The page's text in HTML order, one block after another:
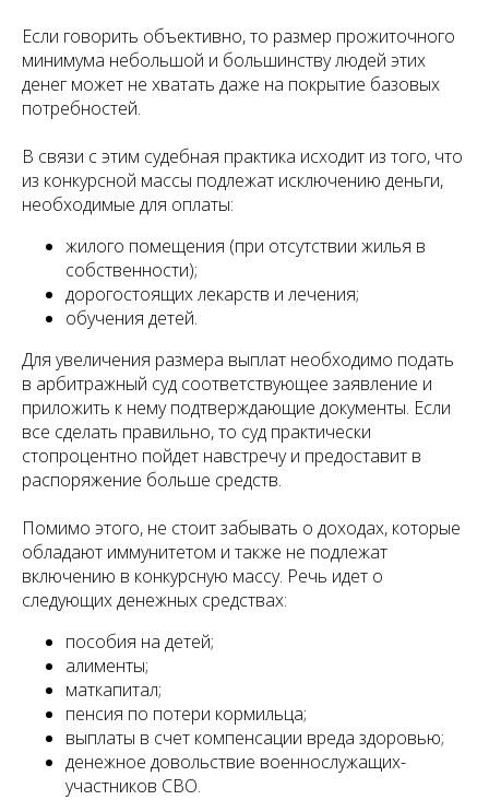
Если говорить объективно, то размер прожиточного
минимума небольшой и большинству людей этих
денег может не хватать даже на покрытие базовых
потребностей.
В связи с этим судебная практика исходит из того, что
из конкурсной массы подлежат исключению деньги,
необходимые для оплаты:
жилого помещения (при отсутствии жилья в
собственности);
дорогостоящих лекарств и лечения;
обучения детей.
Для увеличения размера выплат необходимо подать
в арбитражный суд соответствующее заявление и
приложить к нему подтверждающие документы. Если
все сделать правильно, то суд практически
стопроцентно пойдет навстречу и предоставит в
распоряжение больше средств.
Помимо этого, не стоит забывать о доходах, которые
обладают иммунитетом и также не подлежат
включению в конкурсную массу. Речь идет о
следующих денежных средствах:
пособия на детей;
алименты;
маткапитал;
пенсия по потери кормильца;
выплаты в счет компенсации вреда здоровью;
денежное довольствие военнослужащих-
участников СВО.